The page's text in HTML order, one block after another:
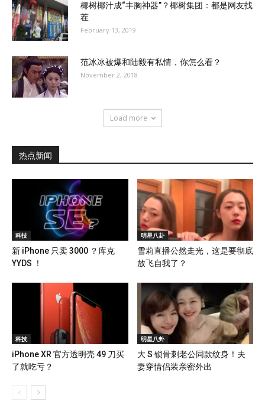
椰树椰汁成“丰胸神器”？椰树集团：都是网友找
茬
February 13, 2019
范冰冰被爆和陆毅有私情，你怎么看？
November 2, 2018
Load more
热点新闻
科技
新 iPhone 只卖 3000 ？库克
YYDS ！
明星八卦
雪莉直播公然走光，这是要彻底
放飞自我了？
科技
iPhone XR 官方透明壳 49 刀买
了就吃亏？
明星八卦
大 S 锁骨刺老公同款纹身！夫
妻穿情侣装亲密外出